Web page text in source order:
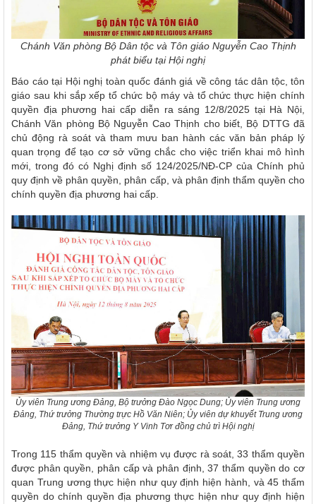
Chánh Văn phòng Bộ Dân tộc và Tôn giáo Nguyễn Cao Thịnh
phát biểu tại Hội nghị
Báo cáo tại Hội nghị toàn quốc đánh giá về công tác dân tộc, tôn
giáo sau khi sắp xếp tổ chức bộ máy và tổ chức thực hiện chính
quyền địa phương hai cấp diễn ra sáng 12/8/2025 tại Hà Nội,
Chánh Văn phòng Bộ Nguyễn Cao Thịnh cho biết, Bộ DTTG đã
chủ động rà soát và tham mưu ban hành các văn bản pháp lý
quan trọng để tạo cơ sở vững chắc cho việc triển khai mô hình
mới, trong đó có Nghị định số 124/2025/NĐ-CP của Chính phủ
quy định về phân quyền, phân cấp, và phân định thẩm quyền cho
chính quyền địa phương hai cấp.
Ủy viên Trung ương Đảng, Bộ trưởng Đào Ngọc Dung; Ủy viên Trung ương
Đảng, Thứ trưởng Thường trực Hồ Văn Niên; Ủy viên dự khuyết Trung ương
Đảng, Thứ trưởng Y Vinh Tơr đồng chủ trì Hội nghị
Trong 115 thẩm quyền và nhiệm vụ được rà soát, 33 thẩm quyền
được phân quyền, phân cấp và phân định, 37 thẩm quyền do cơ
quan Trung ương thực hiện như quy định hiện hành, và 45 thẩm
quyền do chính quyền địa phương thực hiện như quy định hiện